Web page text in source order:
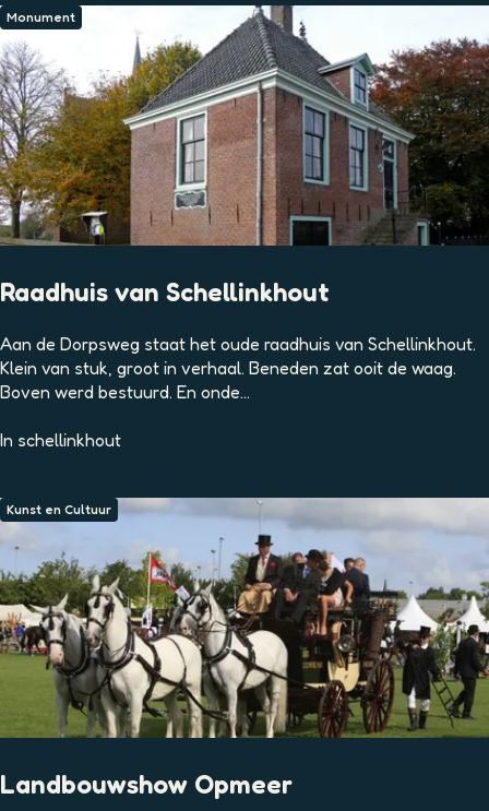
i
e
t
s
i
n
g
e
l
t
u
i
n
Raadhuis van Schellinkhout
R
a
a
h
s
n
S
c
h
n
k
Monument
Aan de Dorpsweg staat het oude raadhuis van Schellinkhout.
Klein van stuk, groot in verhaal. Beneden zat ooit de waag.
Boven werd bestuurd. En onde...
In schellinkhout
Landbouwshow Opmeer
Kunst en Cultuur